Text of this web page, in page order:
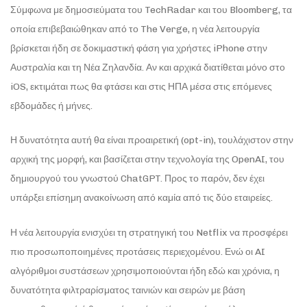
Σύμφωνα με δημοσιεύματα του TechRadar και του Bloomberg, τα
οποία επιβεβαιώθηκαν από το The Verge, η νέα λειτουργία
βρίσκεται ήδη σε δοκιμαστική φάση για χρήστες iPhone στην
Αυστραλία και τη Νέα Ζηλανδία. Αν και αρχικά διατίθεται μόνο στο
iOS, εκτιμάται πως θα φτάσει και στις ΗΠΑ μέσα στις επόμενες
εβδομάδες ή μήνες.
Η δυνατότητα αυτή θα είναι προαιρετική (opt-in), τουλάχιστον στην
αρχική της μορφή, και βασίζεται στην τεχνολογία της OpenAI, του
δημιουργού του γνωστού ChatGPT. Προς το παρόν, δεν έχει
υπάρξει επίσημη ανακοίνωση από καμία από τις δύο εταιρείες.
Η νέα λειτουργία ενισχύει τη στρατηγική του Netflix να προσφέρει
πιο προσωποποιημένες προτάσεις περιεχομένου. Ενώ οι AI
αλγόριθμοι συστάσεων χρησιμοποιούνται ήδη εδώ και χρόνια, η
δυνατότητα φιλτραρίσματος ταινιών και σειρών με βάση